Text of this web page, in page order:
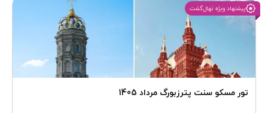
تور مسکو سنت پترزبورگ مرداد 1405
پیشنهاد ویژه نهال‌گشت